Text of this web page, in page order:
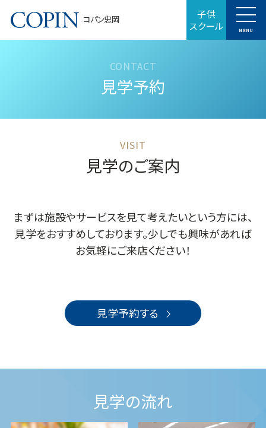
コパン忠岡 子供
スクール MENU
見学予約
見学のご案内
まずは施設やサービスを見て考えたいという方には、
見学をおすすめしております。少しでも興味があれば
お気軽にご来店ください！
見学予約する
見学の流れ